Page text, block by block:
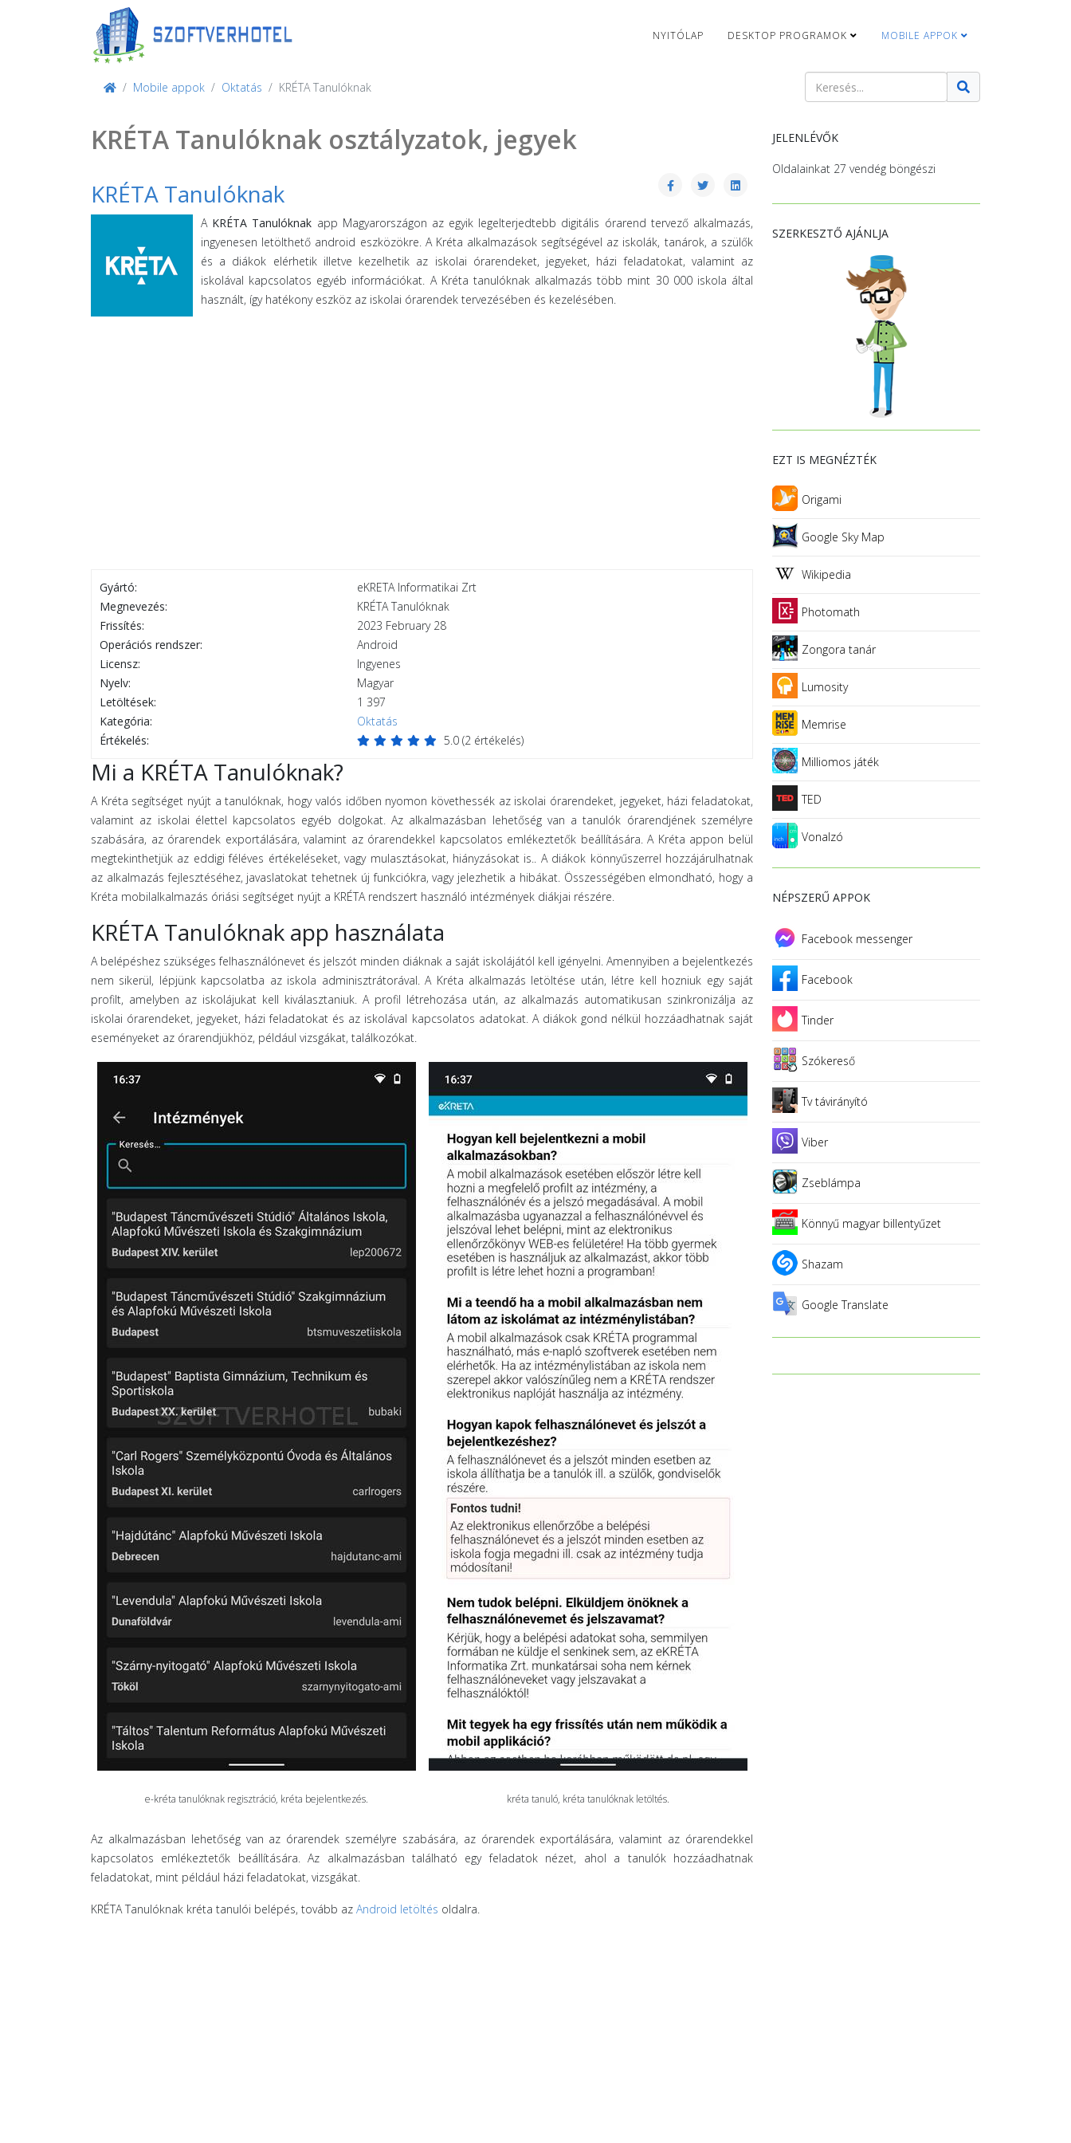
NYITÓLAP DESKTOP PROGRAMOK MOBILE APPOK
Mobile appok Oktatás KRÉTA Tanulóknak
Keresés
KRÉTA Tanulóknak osztályzatok, jegyek
KRÉTA Tanulóknak
A KRÉTA Tanulóknak app Magyarországon az egyik legelterjedtebb digitális órarend tervező alkalmazás,
ingyenesen letölthető android eszközökre. A Kréta alkalmazások segítségével az iskolák, tanárok, a szülők
és a diákok elérhetik illetve kezelhetik az iskolai órarendeket, jegyeket, házi feladatokat, valamint az
iskolával kapcsolatos egyéb információkat. A Kréta tanulóknak alkalmazás több mint 30 000 iskola által
használt, így hatékony eszköz az iskolai órarendek tervezésében és kezelésében.
Gyártó:
eKRETA Informatikai Zrt
Megnevezés:
KRÉTA Tanulóknak
Frissítés:
2023 February 28
Operációs rendszer:
Android
Licensz:
Ingyenes
Nyelv:
Magyar
Letöltések:
1 397
Kategória:
Oktatás
Értékelés:
5.0 (2 értékelés)
Mi a KRÉTA Tanulóknak?
A Kréta segítséget nyújt a tanulóknak, hogy valós időben nyomon követhessék az iskolai órarendeket, jegyeket, házi feladatokat,
valamint az iskolai élettel kapcsolatos egyéb dolgokat. Az alkalmazásban lehetőség van a tanulók órarendjének személyre
szabására, az órarendek exportálására, valamint az órarendekkel kapcsolatos emlékeztetők beállítására. A Kréta appon belül
megtekinthetjük az eddigi féléves értékeléseket, vagy mulasztásokat, hiányzásokat is.. A diákok könnyűszerrel hozzájárulhatnak
az alkalmazás fejlesztéséhez, javaslatokat tehetnek új funkciókra, vagy jelezhetik a hibákat. Összességében elmondható, hogy a
Kréta mobilalkalmazás óriási segítséget nyújt a KRÉTA rendszert használó intézmények diákjai részére.
KRÉTA Tanulóknak app használata
A belépéshez szükséges felhasználónevet és jelszót minden diáknak a saját iskolájától kell igényelni. Amennyiben a bejelentkezés
nem sikerül, lépjünk kapcsolatba az iskola adminisztrátorával. A Kréta alkalmazás letöltése után, létre kell hozniuk egy saját
profilt, amelyben az iskolájukat kell kiválasztaniuk. A profil létrehozása után, az alkalmazás automatikusan szinkronizálja az
iskolai órarendeket, jegyeket, házi feladatokat és az iskolával kapcsolatos adatokat. A diákok gond nélkül hozzáadhatnak saját
eseményeket az órarendjükhöz, például vizsgákat, találkozókat.
e-kréta tanulóknak regisztráció, kréta bejelentkezés. kréta tanuló, kréta tanulóknak letöltés.
Az alkalmazásban lehetőség van az órarendek személyre szabására, az órarendek exportálására, valamint az órarendekkel
kapcsolatos emlékeztetők beállítására. Az alkalmazásban található egy feladatok nézet, ahol a tanulók hozzáadhatnak
feladatokat, mint például házi feladatokat, vizsgákat.
KRÉTA Tanulóknak kréta tanulói belépés, tovább az Android letöltés oldalra.
JELENLÉVŐK
Oldalainkat 27 vendég böngészi
SZERKESZTŐ AJÁNLJA
EZT IS MEGNÉZTÉK
Origami
Google Sky Map
Wikipedia
Photomath
Zongora tanár
Lumosity
Memrise
Milliomos játék
TED
Vonalzó
NÉPSZERŰ APPOK
Facebook messenger
Facebook
Tinder
Szókereső
Tv távirányító
Viber
Zseblámpa
Könnyű magyar billentyűzet
Shazam
Google Translate